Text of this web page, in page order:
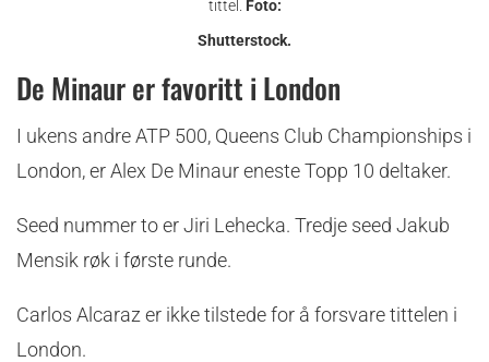
tittel. Foto:
Shutterstock.
De Minaur er favoritt i London
I ukens andre ATP 500, Queens Club Championships i
London, er Alex De Minaur eneste Topp 10 deltaker.
Seed nummer to er Jiri Lehecka. Tredje seed Jakub
Mensik røk i første runde.
Carlos Alcaraz er ikke tilstede for å forsvare tittelen i
London.